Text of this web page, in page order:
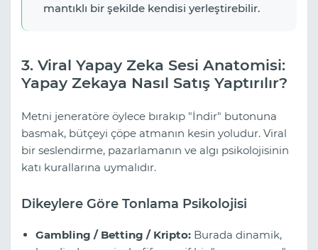
mantıklı bir şekilde kendisi yerleştirebilir.
3. Viral Yapay Zeka Sesi Anatomisi:
Yapay Zekaya Nasıl Satış Yaptırılır?
Metni jeneratöre öylece bırakıp "İndir" butonuna
basmak, bütçeyi çöpe atmanın kesin yoludur. Viral
bir seslendirme, pazarlamanın ve algı psikolojisinin
katı kurallarına uymalıdır.
Dikeylere Göre Tonlama Psikolojisi
Gambling / Betting / Kripto: Burada dinamik,